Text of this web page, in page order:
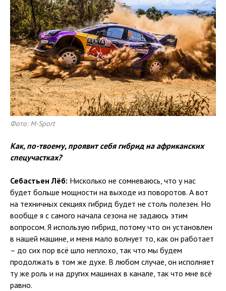
Фото: M-Sport
Как, по-твоему, проявит себя гибрид на африканских
спецучастках?
Себастьен Лёб: Нисколько не сомневаюсь, что у нас
будет больше мощности на выходе из поворотов. А вот
на техничных секциях гибрид будет не столь полезен. Но
вообще я с самого начала сезона не задаюсь этим
вопросом. Я использую гибрид, потому что он установлен
в нашей машине, и меня мало волнует то, как он работает
– до сих пор всё шло неплохо, так что мы будем
продолжать в том же духе. В любом случае, он исполняет
ту же роль и на других машинах в канале, так что мне всё
равно.